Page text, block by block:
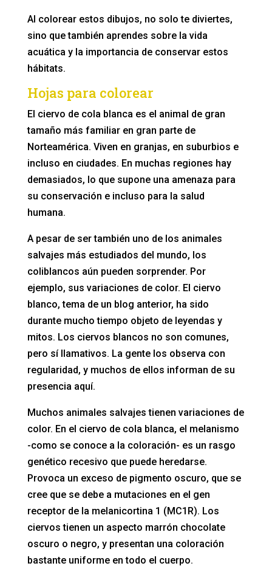
Al colorear estos dibujos, no solo te diviertes,
sino que también aprendes sobre la vida
acuática y la importancia de conservar estos
hábitats.
Hojas para colorear
El ciervo de cola blanca es el animal de gran
tamaño más familiar en gran parte de
Norteamérica. Viven en granjas, en suburbios e
incluso en ciudades. En muchas regiones hay
demasiados, lo que supone una amenaza para
su conservación e incluso para la salud
humana.
A pesar de ser también uno de los animales
salvajes más estudiados del mundo, los
coliblancos aún pueden sorprender. Por
ejemplo, sus variaciones de color. El ciervo
blanco, tema de un blog anterior, ha sido
durante mucho tiempo objeto de leyendas y
mitos. Los ciervos blancos no son comunes,
pero sí llamativos. La gente los observa con
regularidad, y muchos de ellos informan de su
presencia aquí.
Muchos animales salvajes tienen variaciones de
color. En el ciervo de cola blanca, el melanismo
-como se conoce a la coloración- es un rasgo
genético recesivo que puede heredarse.
Provoca un exceso de pigmento oscuro, que se
cree que se debe a mutaciones en el gen
receptor de la melanicortina 1 (MC1R). Los
ciervos tienen un aspecto marrón chocolate
oscuro o negro, y presentan una coloración
bastante uniforme en todo el cuerpo.